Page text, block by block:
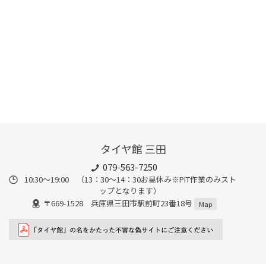
タイヤ館 三田
079-563-7250
10:30～19:00 （13：30～14：30お昼休み※PIT作業のみスト
ップとなります）
〒669-1528 兵庫県三田市駅前町23番18号
Map